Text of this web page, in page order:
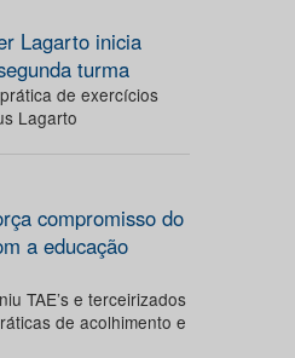
Lagarto inicia
turma
de exercícios
Lagarto
compromisso do
a educação
TAE’s e terceirizados
de acolhimento e